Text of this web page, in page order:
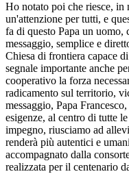
Ho notato poi che riesce, in
un'attenzione per tutti, e
fa di questo Papa un uomo,
messaggio, semplice e
Chiesa di frontiera capace
segnale importante anche
cooperativo la forza
radicamento sul territorio,
messaggio, Papa
esigenze, al centro di tutte
impegno, riusciamo ad
renderà più autentici e
accompagnato dalla
realizzata per il centenario